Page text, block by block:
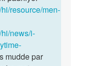
resource/men-
news/i-
mudde par